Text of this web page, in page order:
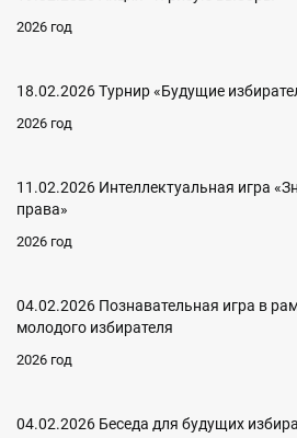
2026 год
18.02.2026 Турнир «Будущие
2026 год
11.02.2026 Интеллектуальная игра
права»
2026 год
04.02.2026 Познавательная игра в
молодого избирателя
2026 год
04.02.2026 Беседа для будущих